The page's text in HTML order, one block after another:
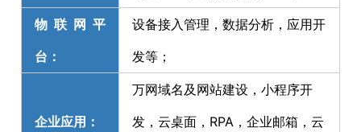
物联网平
台：
设备接入管理，数据分析，应用开
发等；
企业应用：
万网域名及网站建设，小程序开
发，云桌面，RPA，企业邮箱，云